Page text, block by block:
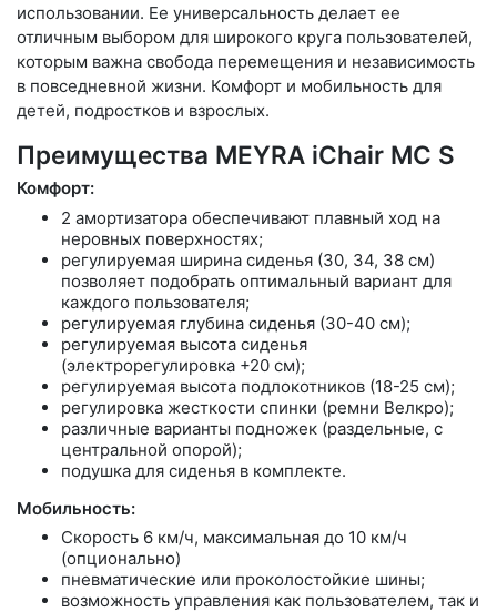
использовании. Ее универсальность делает ее
отличным выбором для широкого круга пользователей,
которым важна свобода перемещения и независимость
в повседневной жизни. Комфорт и мобильность для
детей, подростков и взрослых.
Преимущества MEYRA iChair MC S
Комфорт:
2 амортизатора обеспечивают плавный ход на
неровных поверхностях;
регулируемая ширина сиденья (30, 34, 38 см)
позволяет подобрать оптимальный вариант для
каждого пользователя;
регулируемая глубина сиденья (30-40 см);
регулируемая высота сиденья
(электрорегулировка +20 см);
регулируемая высота подлокотников (18-25 см);
регулировка жесткости спинки (ремни Велкро);
различные варианты подножек (раздельные, с
центральной опорой);
подушка для сиденья в комплекте.
Мобильность:
Скорость 6 км/ч, максимальная до 10 км/ч
(опционально)
пневматические или проколостойкие шины;
возможность управления как пользователем, так и